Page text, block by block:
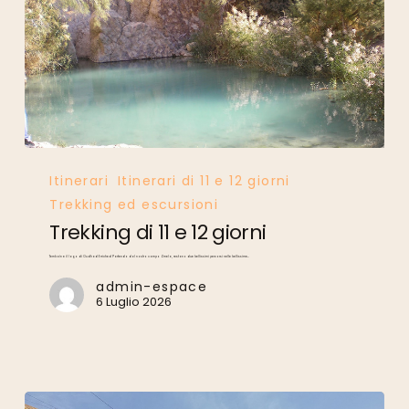
Trekking
Itinerari
Itinerari di 11 e 12 giorni
Trekking ed escursioni
Trekking di 11 e 12 giorni
Tembaïn e il lago di Oudhad Erriched Partendo dal nostro campo Zmela, restano due bellissimi percorsi nelle bellissime…
admin-espace
6 Luglio 2026